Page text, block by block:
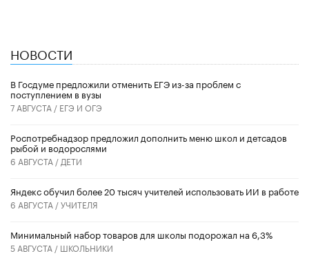
НОВОСТИ
В Госдуме предложили отменить ЕГЭ из-за проблем с
поступлением в вузы
7 АВГУСТА / ЕГЭ И ОГЭ
Роспотребнадзор предложил дополнить меню школ и детсадов
рыбой и водорослями
6 АВГУСТА / ДЕТИ
​Яндекс обучил более 20 тысяч учителей использовать ИИ в работе
6 АВГУСТА /УЧИТЕЛЯ
Минимальный набор товаров для школы подорожал на 6,3%
5 АВГУСТА / ШКОЛЬНИКИ